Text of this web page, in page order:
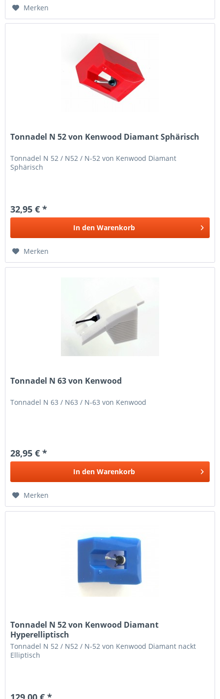
Merken
Tonnadel N 52 von Kenwood Diamant Sphärisch
Tonnadel N 52 / N52 / N-52 von Kenwood Diamant
Sphärisch
32,95 € *
In den Warenkorb
Merken
Tonnadel N 63 von Kenwood
Tonnadel N 63 / N63 / N-63 von Kenwood
28,95 € *
In den Warenkorb
Merken
Tonnadel N 52 von Kenwood Diamant
Hyperelliptisch
Tonnadel N 52 / N52 / N-52 von Kenwood Diamant nackt
Elliptisch